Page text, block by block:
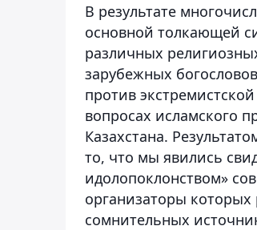
В результате
основной толкающей
различных
зарубежных
против
вопросах исламского
Казахстана.
то, что мы явились
идолопоклонством»
организаторы
сомнительных